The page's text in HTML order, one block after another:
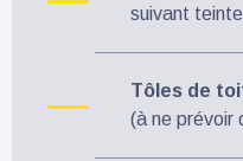
suivant
Tôles de
(à ne prévoir